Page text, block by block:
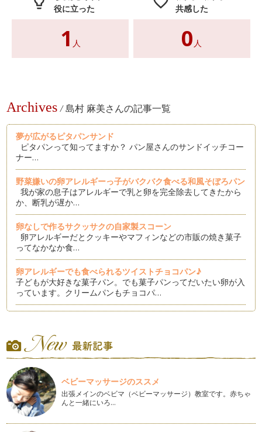
役に立った
1 人
共感した
0 人
Archives / 島村 麻美さんの記事一覧
夢が広がるピタパンサンド
ピタパンって知ってますか？ パン屋さんのサンドイッチコー
ナー…
野菜嫌いの卵アレルギーっ子がバクバク食べる和風そぼろパン
我が家の息子はアレルギーで乳と卵を完全除去してきたから
か、断乳が遅か…
卵なしで作るサクッサクの自家製スコーン
卵アレルギーだとクッキーやマフィンなどの市販の焼き菓子
ってなかなか食…
卵アレルギーでも食べられるツイストチョコパン♪
子どもが大好きな菓子パン。でも菓子パンってだいたい卵が入
っています。クリームパンもチョコパ…
見ているだけでよだれがたれそうなハンバーガー。本格的なハ
ンバーガーをお店で食べようとすると…
卵なしでもふんわりパンを作るために必要な３つのポイント
卵なしのパンでも美味しく焼けると分かっているんだけど、ど
うしても「固く」「重たい感じ」にな…
今ブームの塩パンを卵なしで作ろう！
ベビーマッサージのススメ
出張メインのベビマ（ベビーマッサージ）教室です。赤ちゃ
んと一緒にいろ…